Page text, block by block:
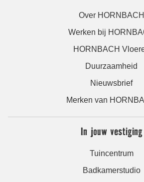
Over HORNBACH
Werken bij
HORNBACH
Duurzaamheid
Nieuwsbrief
Merken van
In jouw vestiging
Tuincentrum
Badkamerstudio